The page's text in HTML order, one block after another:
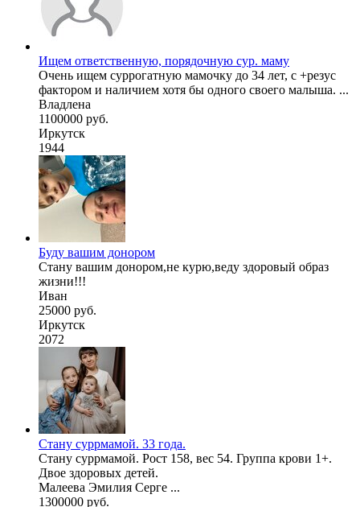
Ищем ответственную, порядочную сур. маму
Очень ищем суррогатную мамочку до 34 лет, с +резус
фактором и наличием хотя бы одного своего малыша. ...
Владлена
1100000 руб.
Иркутск
1944
Буду вашим донором
Стану вашим донором,не курю,веду здоровый образ
жизни!!!
Иван
25000 руб.
Иркутск
2072
Стану суррмамой. 33 года.
Стану суррмамой. Рост 158, вес 54. Группа крови 1+.
Двое здоровых детей.
Малеева Эмилия Серге ...
1300000 руб.